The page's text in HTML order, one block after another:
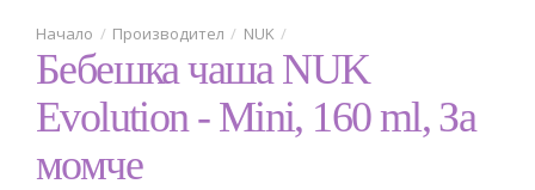
Производител NUK
Бебешка чаша NUK
Evolution - Mini, 160 ml, За
момче